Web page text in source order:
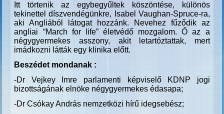
Itt törtenik az egybegyűltek köszöntése, különös
tekinettel díszvendégünkre, Isabel Vaughan-Spruce-ra,
aki Angliából látogat hozzánk. Nevehez fűződik az
angliai “March for life” életvédő mozgalom. Ő az a
négygyermekes asszony, akit letartóztattak, mert
imádkozni látták egy klinika előtt.
Beszédet mondanak :
-Dr Vejkey Imre parlamenti képviselő KDNP jogi
bizottságának elnöke négygyermekes édasapa;
-Dr Csókay András nemzetközi hírű idegsebész;